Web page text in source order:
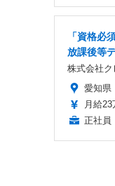
「資格必
放課後等
株式会社
愛知県
月給23
正社員